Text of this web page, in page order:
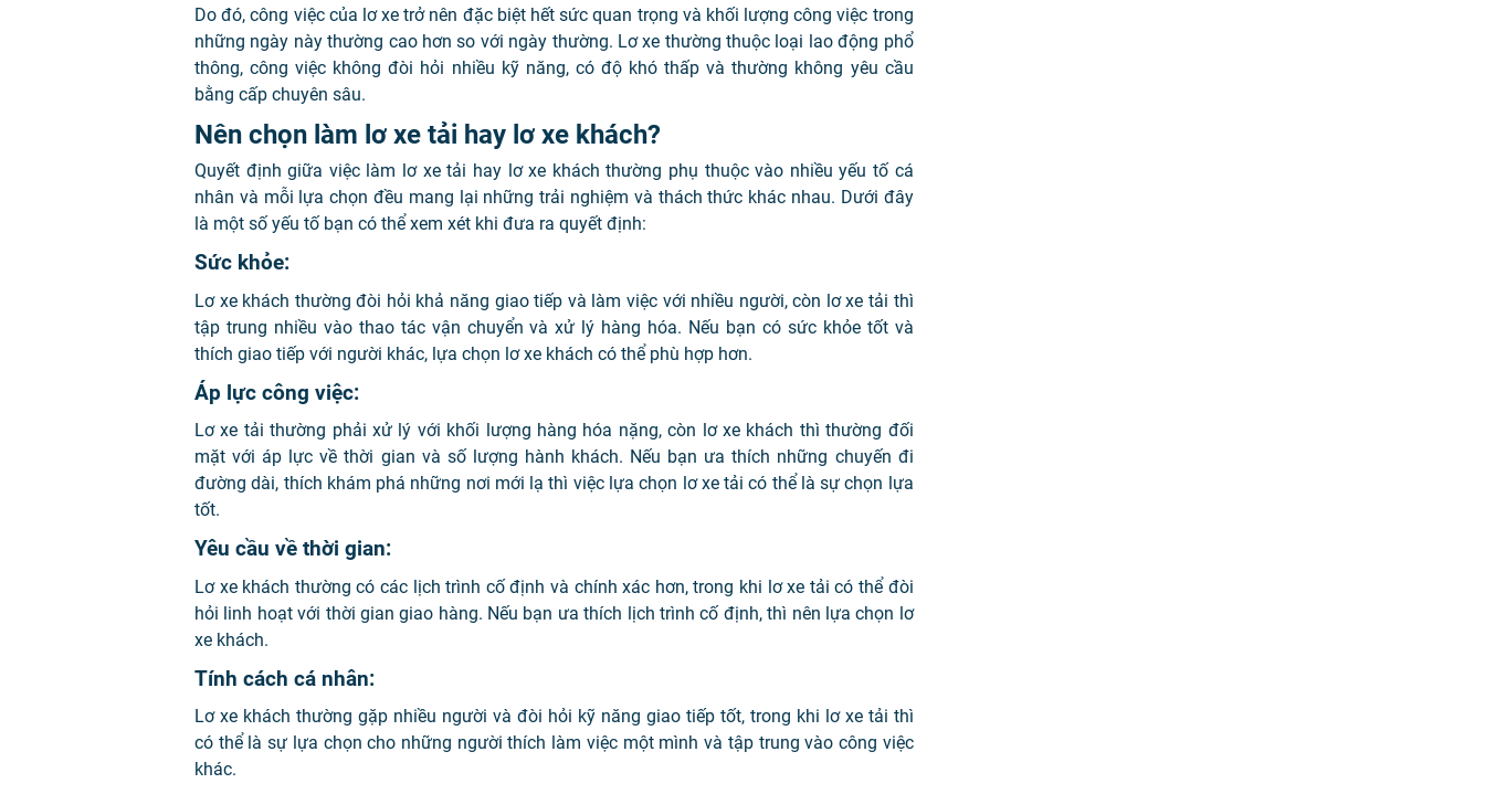
Do đó, công việc của lơ xe trở nên đặc biệt hết sức quan trọng và khối lượng công việc trong
những ngày này thường cao hơn so với ngày thường. Lơ xe thường thuộc loại lao động phổ
thông, công việc không đòi hỏi nhiều kỹ năng, có độ khó thấp và thường không yêu cầu
bằng cấp chuyên sâu.
Nên chọn làm lơ xe tải hay lơ xe khách?
Quyết định giữa việc làm lơ xe tải hay lơ xe khách thường phụ thuộc vào nhiều yếu tố cá
nhân và mỗi lựa chọn đều mang lại những trải nghiệm và thách thức khác nhau. Dưới đây
là một số yếu tố bạn có thể xem xét khi đưa ra quyết định:
Sức khỏe:
Lơ xe khách thường đòi hỏi khả năng giao tiếp và làm việc với nhiều người, còn lơ xe tải thì
tập trung nhiều vào thao tác vận chuyển và xử lý hàng hóa. Nếu bạn có sức khỏe tốt và
thích giao tiếp với người khác, lựa chọn lơ xe khách có thể phù hợp hơn.
Áp lực công việc:
Lơ xe tải thường phải xử lý với khối lượng hàng hóa nặng, còn lơ xe khách thì thường đối
mặt với áp lực về thời gian và số lượng hành khách. Nếu bạn ưa thích những chuyến đi
đường dài, thích khám phá những nơi mới lạ thì việc lựa chọn lơ xe tải có thể là sự chọn lựa
tốt.
Yêu cầu về thời gian:
Lơ xe khách thường có các lịch trình cố định và chính xác hơn, trong khi lơ xe tải có thể đòi
hỏi linh hoạt với thời gian giao hàng. Nếu bạn ưa thích lịch trình cố định, thì nên lựa chọn lơ
xe khách.
Tính cách cá nhân:
Lơ xe khách thường gặp nhiều người và đòi hỏi kỹ năng giao tiếp tốt, trong khi lơ xe tải thì
có thể là sự lựa chọn cho những người thích làm việc một mình và tập trung vào công việc
khác.